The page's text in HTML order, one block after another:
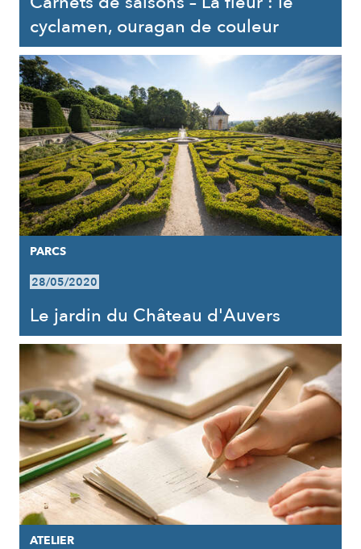
cyclamen, ouragan de couleur
PARCS
28/05/2020
Le jardin du Château d'Auvers
ATELIER